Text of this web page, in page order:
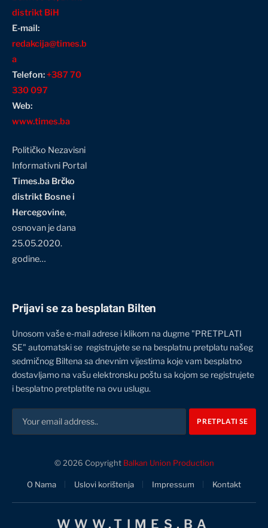
distrikt BiH
E-mail:
redakcija@times.b
a
Telefon:+387 70
330 097
Web:
www.times.ba
Političko Nezavisni
Informativni Portal
Times.ba Brčko
distrikt Bosne i
Hercegovine,
osnovan je dana
25.05.2020.
godine…
Prijavi se za besplatan Bilten
Unosom vaše e-mail adrese i klikom na dugme "PRETPLATI
SE" automatski se registrujete se na besplatnu pretplatu našeg
sedmičnog Biltena sa dnevnim vijestima koje vam besplatno
dostavljamo na vašu elektronsku poštu sa kojom se registrujete
i besplatno pretplatite na ovu uslugu.
© 2026 Copyright Balkan Union Production
O Nama Uslovi korištenja Impressum Kontakt
WWW.TIMES.BA